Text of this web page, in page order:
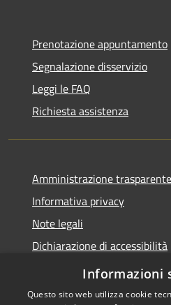
Prenotazione appuntamento
Segnalazione disservizio
Leggi le FAQ
Richiesta assistenza
Amministrazione trasparente
Informativa privacy
Note legali
Dichiarazione di accessibilità
Dichiarazione di accessibilità
Informazioni
Questo sito web utilizza cookie